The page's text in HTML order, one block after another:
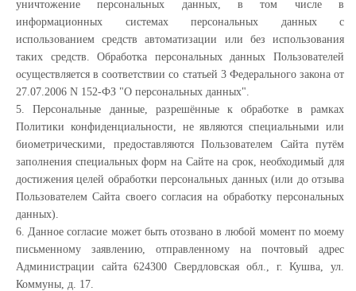
уничтожение персональных данных, в том числе в
информационных системах персональных данных с
использованием средств автоматизации или без использования
таких средств. Обработка персональных данных Пользователей
осуществляется в соответствии со статьей 3 Федерального закона от
27.07.2006 N 152-ФЗ "О персональных данных".
5. Персональные данные, разрешённые к обработке в рамках
Политики конфиденциальности, не являются специальными или
биометрическими, предоставляются Пользователем Сайта путём
заполнения специальных форм на Сайте на срок, необходимый для
достижения целей обработки персональных данных (или до отзыва
Пользователем Сайта своего согласия на обработку персональных
данных).
6. Данное согласие может быть отозвано в любой момент по моему
письменному заявлению, отправленному на почтовый адрес
Администрации сайта 624300 Свердловская обл., г. Кушва, ул.
Коммуны, д. 17.